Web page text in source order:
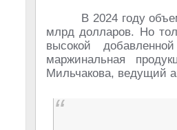
В 2024 году
млрд долларов. Но
высокой
маржинальная
Мильчакова, ведущий